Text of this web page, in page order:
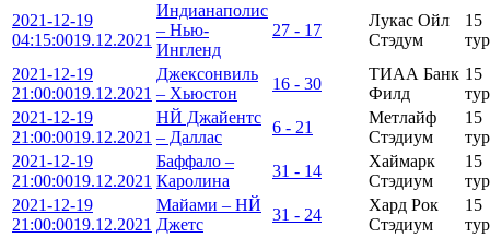
2021-12-19
04:15:0019.12.2021
Индианаполис
– Нью-
Ингленд
27 - 17
Лукаc Ойл
Стэдум
15
тур
2021-12-19
21:00:0019.12.2021
Джексонвиль
– Хьюстон
16 - 30
ТИАА Банк
Филд
15
тур
2021-12-19
21:00:0019.12.2021
НЙ Джайентс
– Даллас
6 - 21
Метлайф
Стэдиум
15
тур
2021-12-19
21:00:0019.12.2021
Баффало –
Каролина
31 - 14
Хаймарк
Стэдиум
15
тур
2021-12-19
21:00:0019.12.2021
Майами – НЙ
Джетс
31 - 24
Хард Рок
Стэдиум
15
тур